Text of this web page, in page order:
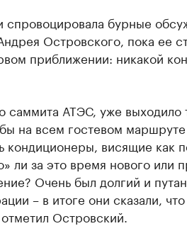
спровоцировала бурные
Островского, пока ее
приближении: никакой
саммита АТЭС, уже выходило
на всем гостевом
кондиционеры, висящие как
ли за это время нового или
Очень был долгий и
– в итоге они сказали,
Островский.